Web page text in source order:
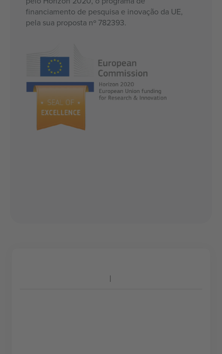
financiamento de pesquisa e inovação da UE,
pela sua proposta nº 782393.